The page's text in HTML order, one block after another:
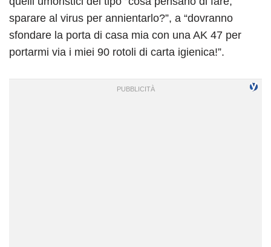
sparare al virus per annientarlo?”, a “dovranno
sfondare la porta di casa mia con una AK 47 per
portarmi via i miei 90 rotoli di carta igienica!”.